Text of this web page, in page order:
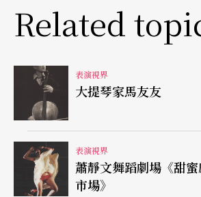
Related
表演視界
大提琴家馬友友
表演視界
蕭靜文舞蹈劇場《甜
市場》